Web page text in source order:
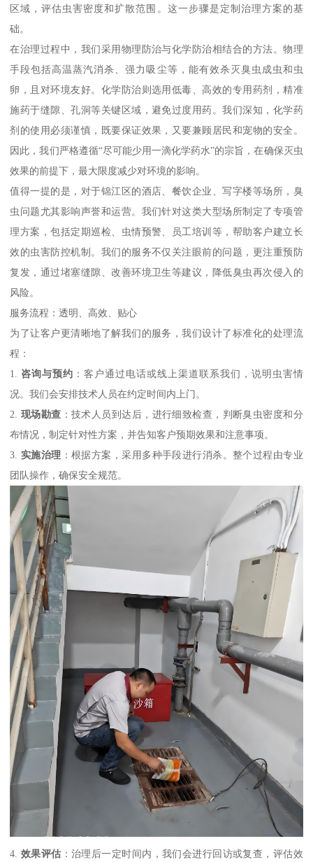
区域，评估虫害密度和扩散范围。这一步骤是定制治理方案的基
础。
在治理过程中，我们采用物理防治与化学防治相结合的方法。物理
手段包括高温蒸汽消杀、强力吸尘等，能有效杀灭臭虫成虫和虫
卵，且对环境友好。化学防治则选用低毒、高效的专用药剂，精准
施药于缝隙、孔洞等关键区域，避免过度用药。我们深知，化学药
剂的使用必须谨慎，既要保证效果，又要兼顾居民和宠物的安全。
因此，我们严格遵循“尽可能少用一滴化学药水”的宗旨，在确保灭虫
效果的前提下，最大限度减少对环境的影响。
值得一提的是，对于锦江区的酒店、餐饮企业、写字楼等场所，臭
虫问题尤其影响声誉和运营。我们针对这类大型场所制定了专项管
理方案，包括定期巡检、虫情预警、员工培训等，帮助客户建立长
效的虫害防控机制。我们的服务不仅关注眼前的问题，更注重预防
复发，通过堵塞缝隙、改善环境卫生等建议，降低臭虫再次侵入的
风险。
服务流程：透明、高效、贴心
为了让客户更清晰地了解我们的服务，我们设计了标准化的处理流
程：
1. 咨询与预约 ：客户通过电话或线上渠道联系我们，说明虫害情
况。我们会安排技术人员在约定时间内上门。
2. 现场勘查 ：技术人员到达后，进行细致检查，判断臭虫密度和分
布情况，制定针对性方案，并告知客户预期效果和注意事项。
3. 实施治理 ：根据方案，采用多种手段进行消杀。整个过程由专业
团队操作，确保安全规范。
4. 效果评估 ：治理后一定时间内，我们会进行回访或复查，评估效